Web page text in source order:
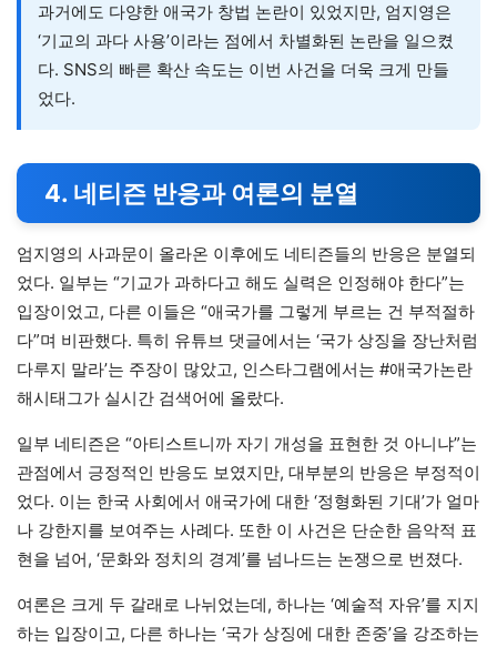
과거에도 다양한 애국가 창법 논란이 있었지만, 엄지영은
‘기교의 과다 사용’이라는 점에서 차별화된 논란을 일으켰
다. SNS의 빠른 확산 속도는 이번 사건을 더욱 크게 만들
었다.
4. 네티즌 반응과 여론의 분열
엄지영의 사과문이 올라온 이후에도 네티즌들의 반응은 분열되
었다. 일부는 “기교가 과하다고 해도 실력은 인정해야 한다”는
입장이었고, 다른 이들은 “애국가를 그렇게 부르는 건 부적절하
다”며 비판했다. 특히 유튜브 댓글에서는 ‘국가 상징을 장난처럼
다루지 말라’는 주장이 많았고, 인스타그램에서는 #애국가논란
해시태그가 실시간 검색어에 올랐다.
일부 네티즌은 “아티스트니까 자기 개성을 표현한 것 아니냐”는
관점에서 긍정적인 반응도 보였지만, 대부분의 반응은 부정적이
었다. 이는 한국 사회에서 애국가에 대한 ‘정형화된 기대’가 얼마
나 강한지를 보여주는 사례다. 또한 이 사건은 단순한 음악적 표
현을 넘어, ‘문화와 정치의 경계’를 넘나드는 논쟁으로 번졌다.
여론은 크게 두 갈래로 나뉘었는데, 하나는 ‘예술적 자유’를 지지
하는 입장이고, 다른 하나는 ‘국가 상징에 대한 존중’을 강조하는